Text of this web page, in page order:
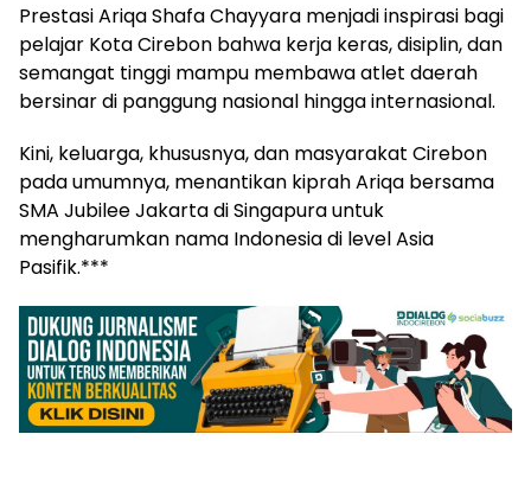
Prestasi Ariqa Shafa Chayyara menjadi inspirasi bagi
pelajar Kota Cirebon bahwa kerja keras, disiplin, dan
semangat tinggi mampu membawa atlet daerah
bersinar di panggung nasional hingga internasional.
Kini, keluarga, khususnya, dan masyarakat Cirebon
pada umumnya, menantikan kiprah Ariqa bersama
SMA Jubilee Jakarta di Singapura untuk
mengharumkan nama Indonesia di level Asia
Pasifik.***